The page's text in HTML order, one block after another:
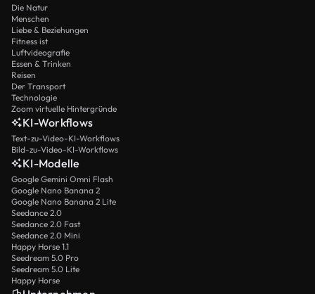
Die Natur
Menschen
Liebe & Beziehungen
Fitness ist
Luftvideografie
Essen & Trinken
Reisen
Der Transport
Technologie
Zoom virtuelle Hintergründe
KI-Workflows
Text-zu-Video-KI-Workflows
Bild-zu-Video-KI-Workflows
KI-Modelle
Google Gemini Omni Flash
Google Nano Banana 2
Google Nano Banana 2 Lite
Seedance 2.0
Seedance 2.0 Fast
Seedance 2.0 Mini
Happy Horse 1.1
Seedream 5.0 Pro
Seedream 5.0 Lite
Happy Horse